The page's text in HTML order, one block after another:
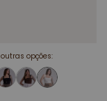
outras opções: